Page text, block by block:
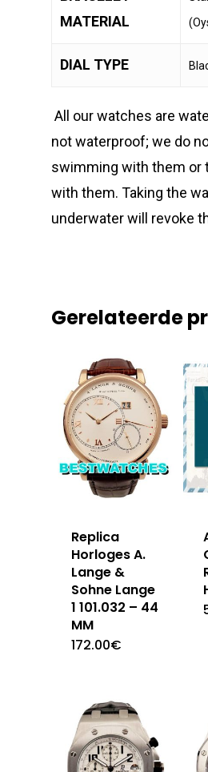
MATERIAL
DIAL TYPE
All our watches are
not waterproof; we do
swimming with them or
with them. Taking the
underwater will revoke
Gerelateerde
Replica
Horloges A.
Lange &
Sohne Lange
1 101.032 – 44
MM
172.00€